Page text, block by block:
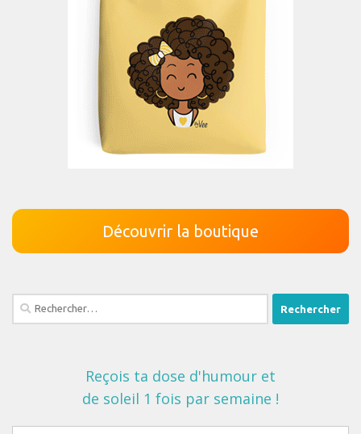
Découvrir la boutique
Rechercher :